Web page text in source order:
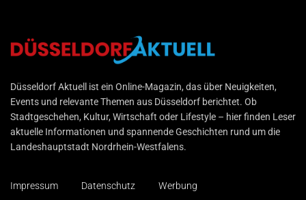
Düsseldorf Aktuell
Düsseldorf Aktuell ist ein Online-Magazin, das über Neuigkeiten,
Events und relevante Themen aus Düsseldorf berichtet. Ob
Stadtgeschehen, Kultur, Wirtschaft oder Lifestyle – hier finden Leser
aktuelle Informationen und spannende Geschichten rund um die
Landeshauptstadt Nordrhein-Westfalens.
Impressum Datenschutz Werbung